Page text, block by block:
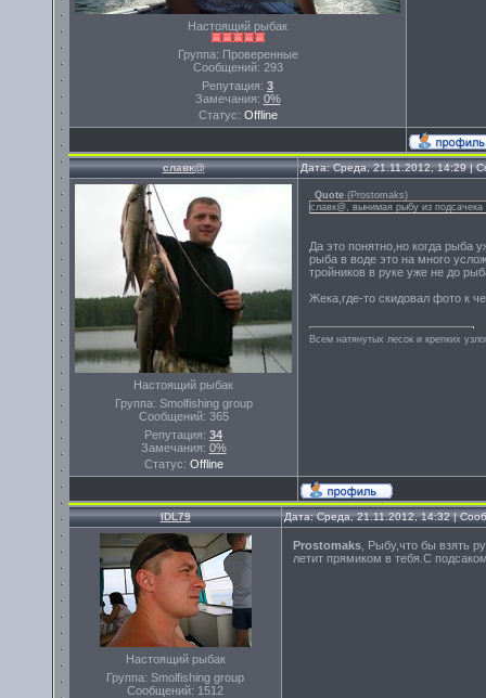
Настоящий рыбак
Группа: Проверенные
Сообщений: 293
Репутация: 3
Замечания: 0%
Статус: Offline
славк@ Дата: Среда, 21.11.2012, 14:29 |
Настоящий рыбак
Группа: Smolfishing group
Сообщений: 365
Репутация: 34
Замечания: 0%
Статус: Offline
Quote (Prostomaks)
славк@, вынимая рыбу из подсачека
Да это понятно,но когда рыба
рыба в воде это на много
тройников в руке уже не до
Жека,где-то скидовал фото к
Всем натянутых лесок и крепких
IDL79 Дата: Среда, 21.11.2012, 14:32 |
Настоящий рыбак
Группа: Smolfishing group
Сообщений: 1512
Prostomaks , Рыбу,что бы взять
летит прямиком в тебя.С